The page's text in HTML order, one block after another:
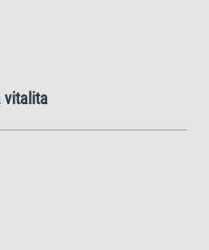
vitalita